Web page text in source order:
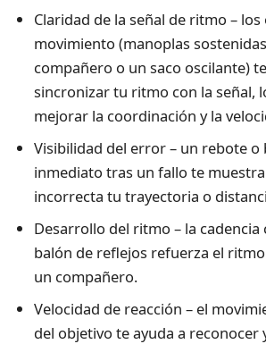
Claridad de la señal de ritmo –
movimiento (manoplas
compañero o un saco oscilante)
sincronizar tu ritmo con la señal,
mejorar la coordinación y la
Visibilidad del error – un rebote o
inmediato tras un fallo te
incorrecta tu trayectoria o
Desarrollo del ritmo – la
balón de reflejos refuerza el
un compañero.
Velocidad de reacción – el
del objetivo te ayuda a reconocer